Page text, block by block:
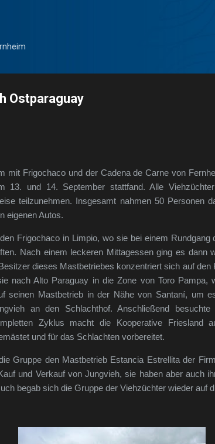
Ostparaguay
mit Frigochaco und der Cadena de Carne von
13. und 14. September stattfand. Alle
teilzunehmen. Insgesamt nahmen 50 Personen
eigenen Autos.
Frigochaco in Limpio, wo sie bei einem Rundgang
Nach einem leckeren Mittagessen ging es dann
dieses Mastbetriebes konzentriert sich auf den
nach Alto Paraguay in die Zone von Toro Pampa,
seinen Mastbetrieb in der Nähe von Santaní, um
an den Schlachthof. Anschließend
Zyklus macht die Kooperative Friesland
und für das Schlachten vorbereitet.
Gruppe den Mastbetrieb Estancia Estrellita der
und Verkauf von Jungvieh, sie haben aber auch
begab sich die Gruppe der Viehzüchter wieder auf